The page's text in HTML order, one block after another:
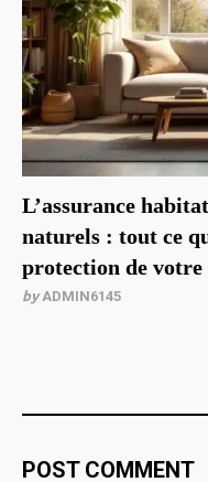
L’assurance
naturels : tout ce
protection de votre
byADMIN6145
POST COMMENT